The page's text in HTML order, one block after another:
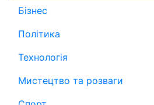
Бізнес
Політика
Технологія
Мистецтво та розваги